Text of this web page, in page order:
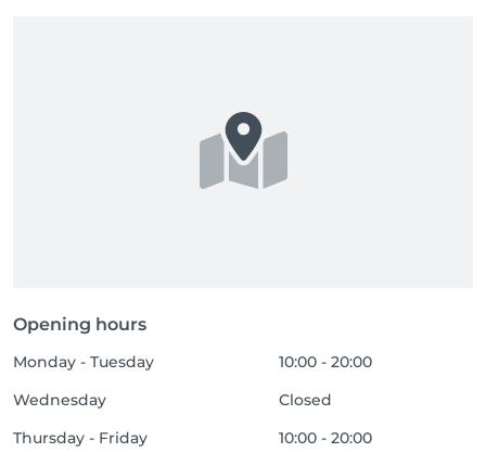
Opening hours
Monday - Tuesday
10:00 - 20:00
Wednesday
Closed
Thursday - Friday
10:00 - 20:00